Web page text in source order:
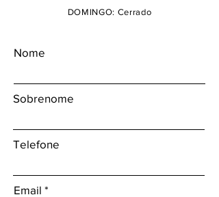
DOMINGO: Cerrado
Nome
Sobrenome
Telefone
Email